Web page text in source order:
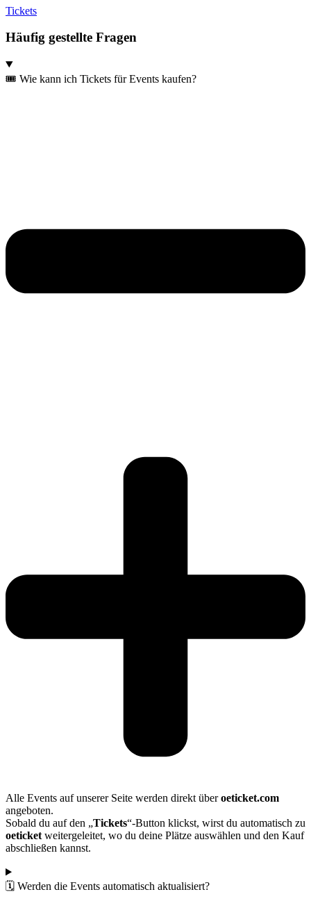
Tickets
Häufig gestellte Fragen
🎟️ Wie kann ich Tickets für Events kaufen?
Alle Events auf unserer Seite werden direkt überoeticket.com
angeboten.
Sobald du auf den „Tickets“-Button klickst, wirst du automatisch zu
oeticketweitergeleitet, wo du deine Plätze auswählen und den Kauf
abschließen kannst.
🗓️ Werden die Events automatisch aktualisiert?